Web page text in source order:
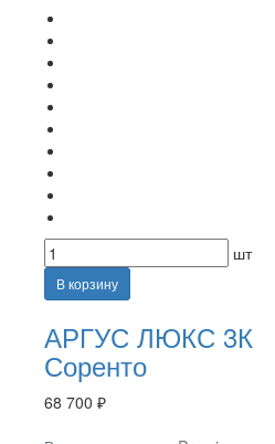
шт
В корзину
АРГУС ЛЮКС 3К
Соренто
68 700 ₽